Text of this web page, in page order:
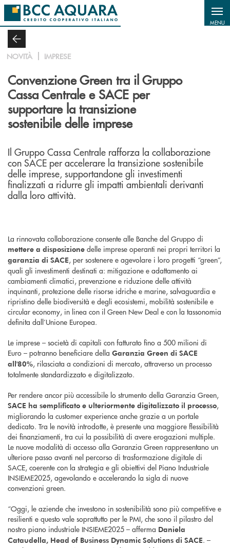
Salta al contenuto principale
MENU
NOVITÀ IMPRESE
Convenzione Green tra il Gruppo
Cassa Centrale e SACE per
supportare la transizione
sostenibile delle imprese
Il Gruppo Cassa Centrale rafforza la collaborazione
con SACE per accelerare la transizione sostenibile
delle imprese, supportandone gli investimenti
finalizzati a ridurre gli impatti ambientali derivanti
dalla loro attività.
La rinnovata collaborazione consente alle Banche del Gruppo di
mettere a disposizione delle imprese operanti nei propri territori la
garanzia di SACE, per sostenere e agevolare i loro progetti “green”,
quali gli investimenti destinati a: mitigazione e adattamento ai
cambiamenti climatici, prevenzione e riduzione delle attività
inquinanti, protezione delle risorse idriche e marine, salvaguardia e
ripristino delle biodiversità e degli ecosistemi, mobilità sostenibile e
circular economy, in linea con il Green New Deal e con la tassonomia
definita dall’Unione Europea.
Le imprese – società di capitali con fatturato fino a 500 milioni di
Euro – potranno beneficiare della Garanzia Green di SACE
all'80%, rilasciata a condizioni di mercato, attraverso un processo
totalmente standardizzato e digitalizzato.
Per rendere ancor più accessibile lo strumento della Garanzia Green,
SACE ha semplificato e ulteriormente digitalizzato il processo,
migliorando la customer experience anche grazie a un portale
dedicato. Tra le novità introdotte, è presente una maggiore flessibilità
dei finanziamenti, tra cui la possibilità di avere erogazioni multiple.
Le nuove modalità di accesso alla Garanzia Green rappresentano un
ulteriore passo avanti nel percorso di trasformazione digitale di
SACE, coerente con la strategia e gli obiettivi del Piano Industriale
INSIEME2025, agevolando e accelerando la sigla di nuove
convenzioni green.
“Oggi, le aziende che investono in sostenibilità sono più competitive e
resilienti e questo vale soprattutto per le PMI, che sono il pilastro del
nostro piano industriale INSIEME2025 – afferma Daniela
Cataudella, Head of Business Dynamic Solutions di SACE. –